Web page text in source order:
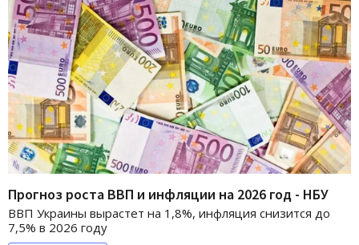
Прогноз роста ВВП и инфляции на 2026 год - НБУ
ВВП Украины вырастет на 1,8%, инфляция снизится до
7,5% в 2026 году